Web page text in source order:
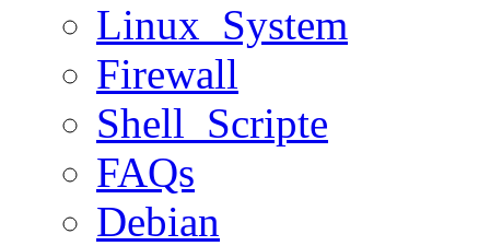
Linux_System
Firewall
Shell_Scripte
FAQs
Debian